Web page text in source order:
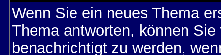
Wenn Sie ein neues Thema
Thema antworten, können
benachrichtigt zu werden,